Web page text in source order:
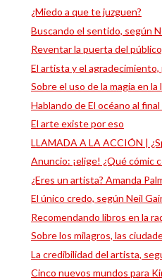
¿Miedo a que te juzguen?
Buscando el sentido, según
Reventar la puerta del
El artista y el agradecimiento,
Sobre el uso de la magia en
Hablando de El océano al
El arte existe por eso
LLAMADA A LA ACCIÓN |
Anuncio: ¡elige! ¿Qué cómic
¿Eres un artista? Amanda
El único credo, según Neil
Recomendando libros en la
Sobre los milagros, las
La credibilidad del artista,
Cinco nuevos mundos para